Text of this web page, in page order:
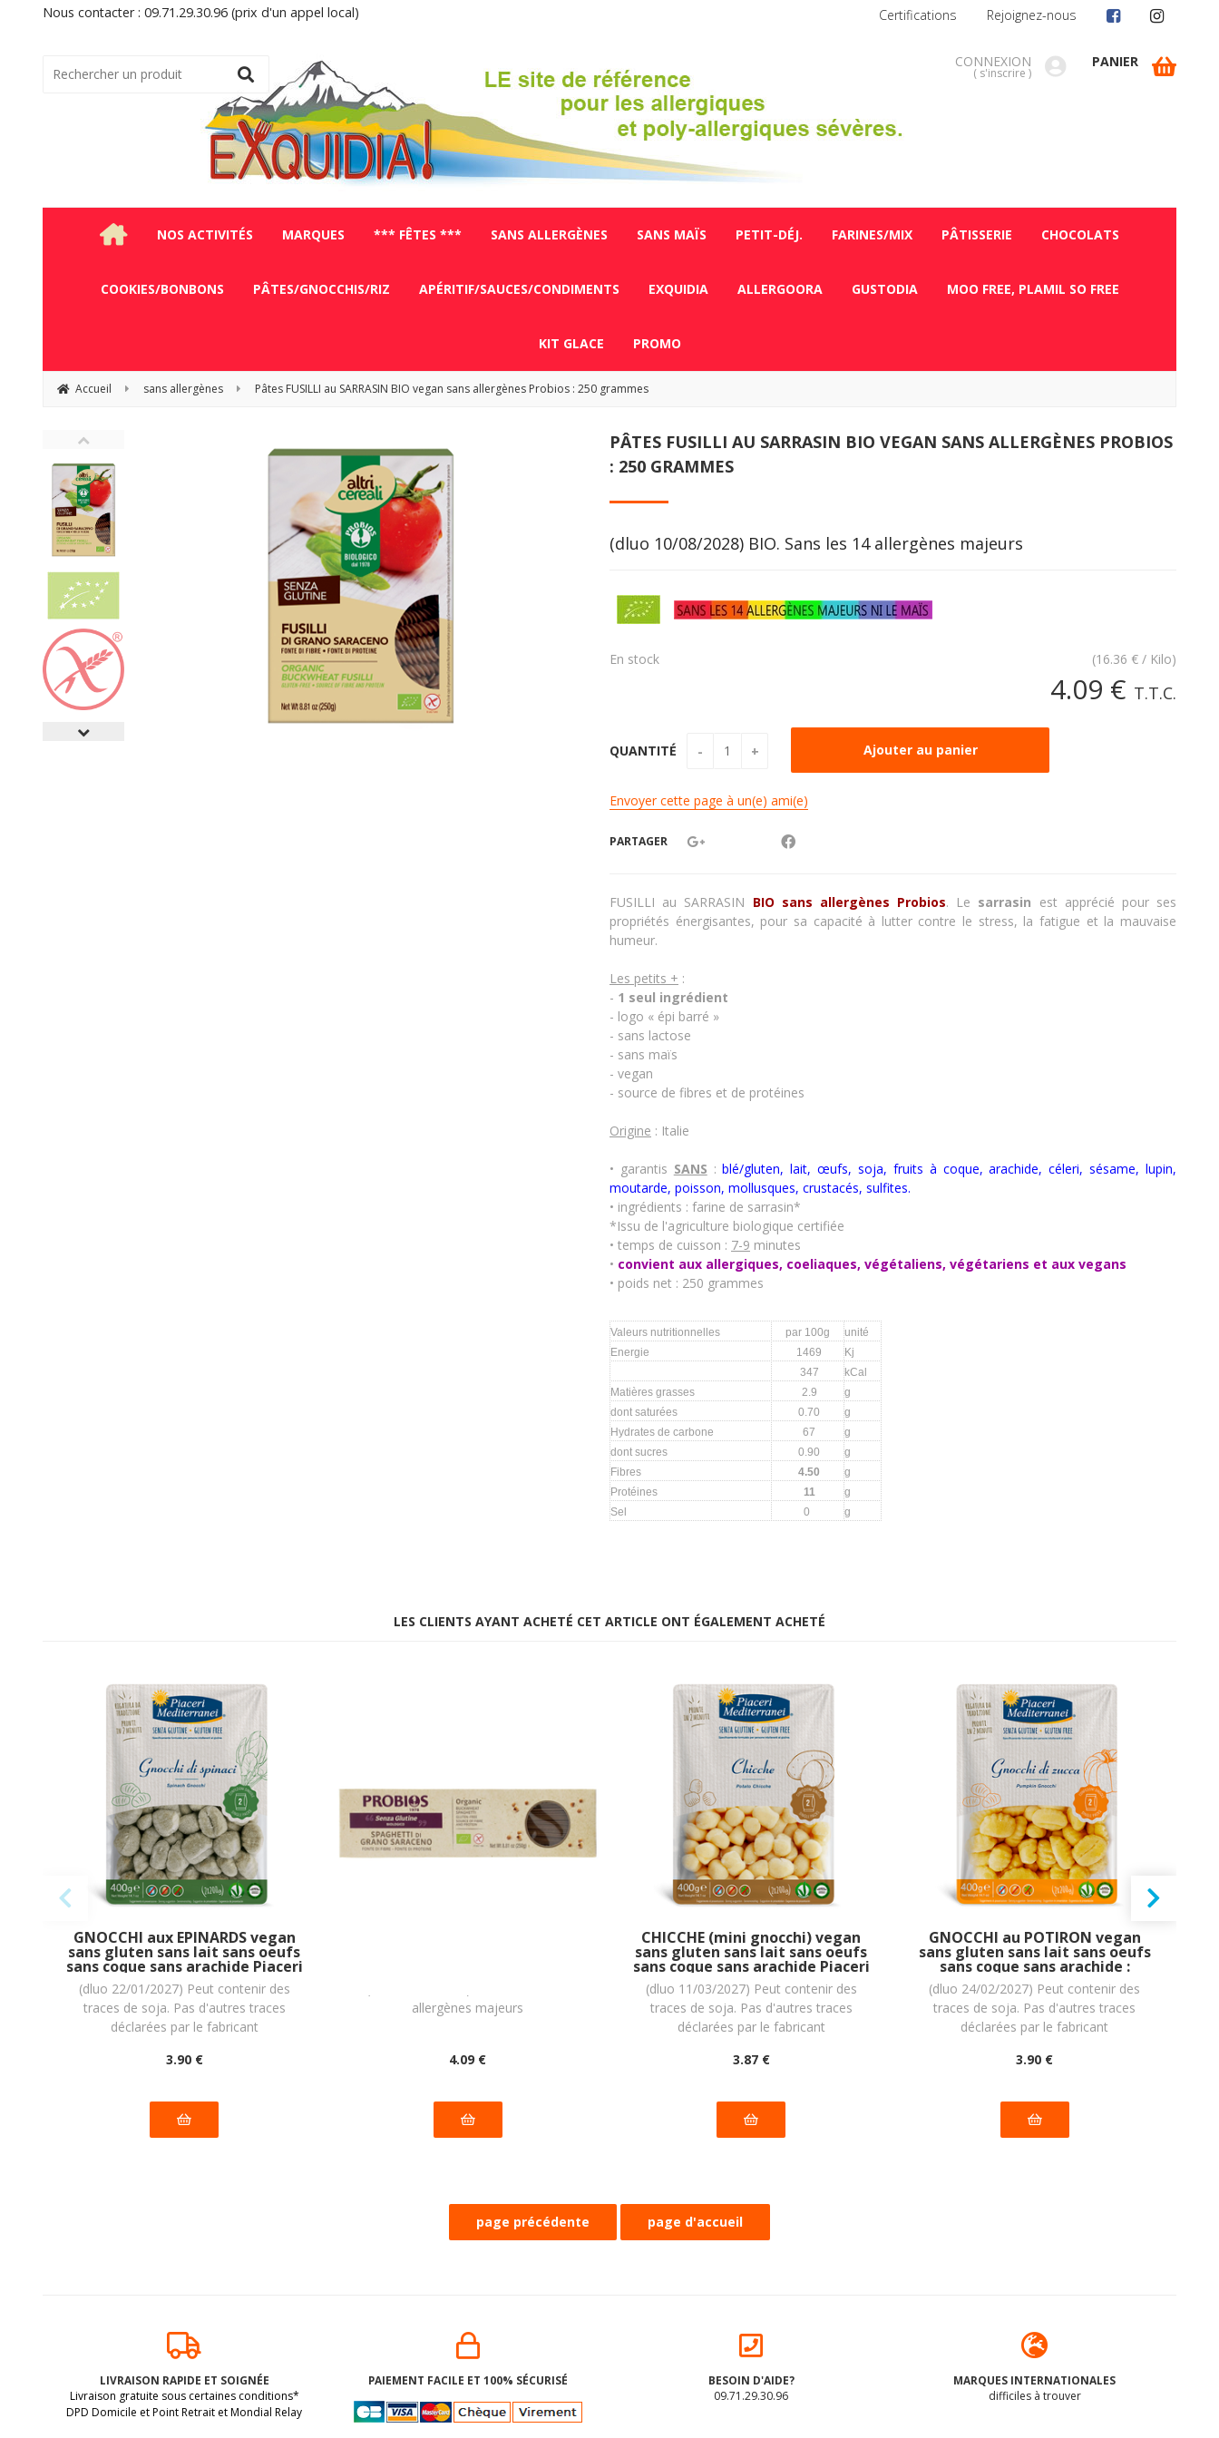
Nous contacter : 09.71.29.30.96 (prix d'un appel local)
CONNEXION
( s'inscrire )
PANIER
NOS ACTIVITÉS MARQUES *** FÊTES *** SANS ALLERGÈNES SANS MAÏS PETIT-DÉJ. FARINES/MIX PÂTISSERIE CHOCOLATS
COOKIES/BONBONS PÂTES/GNOCCHIS/RIZ APÉRITIF/SAUCES/CONDIMENTS EXQUIDIA ALLERGOORA GUSTODIA MOO FREE, PLAMIL SO FREE
KIT GLACE PROMO
Accueil sans allergènes Pâtes FUSILLI au SARRASIN BIO vegan sans allergènes Probios : 250 grammes
PÂTES FUSILLI AU SARRASIN BIO VEGAN SANS ALLERGÈNES PROBIOS
: 250 GRAMMES
(dluo 10/08/2028) BIO. Sans les 14 allergènes majeurs
(16.36 € / Kilo)
4.09 € T.T.C.
En stock
QUANTITÉ
Envoyer cette page à un(e) ami(e)
PARTAGER
FUSILLI au SARRASIN BIO sans allergènes Probios. Le sarrasin est apprécié pour ses
propriétés énergisantes, pour sa capacité à lutter contre le stress, la fatigue et la mauvaise
humeur.
Les petits + :
- 1 seul ingrédient
- logo « épi barré »
- sans lactose
- sans maïs
- vegan
- source de fibres et de protéines
Origine : Italie
• garantis SANS :blé/gluten, lait, œufs, soja, fruits à coque, arachide, céleri, sésame, lupin,
moutarde, poisson, mollusques, crustacés, sulfites.
• ingrédients : farine de sarrasin*
*Issu de l'agriculture biologique certifiée
• temps de cuisson : 7-9 minutes
• convient aux allergiques, coeliaques, végétaliens, végétariens et aux vegans
• poids net : 250 grammes
Valeurs nutritionnelles par 100g
unité
Energie
1469
Kj
347
kCal
Matières grasses
2.9
g
dont saturées
0.70
g
Hydrates de carbone
67
g
dont sucres
0.90
g
Fibres
4.50
g
Protéines
11
g
Sel
0 g
LES CLIENTS AYANT ACHETÉ CET ARTICLE ONT ÉGALEMENT ACHETÉ
GNOCCHI aux EPINARDS vegan
sans gluten sans lait sans oeufs
sans coque sans arachide Piaceri
Mediterranei : (2x200g) = 400g
(dluo 22/01/2027) Peut contenir des
traces de soja. Pas d'autres traces
déclarées par le fabricant
3.90 €
allergènes majeurs
4.09 €
CHICCHE (mini gnocchi) vegan
sans gluten sans lait sans oeufs
sans coque sans arachide Piaceri
Mediterranei : (2x200g) = 400
grammes
(dluo 11/03/2027) Peut contenir des
traces de soja. Pas d'autres traces
déclarées par le fabricant
3.87 €
GNOCCHI au POTIRON vegan
sans gluten sans lait sans oeufs
sans coque sans arachide :
(2x200g) = 400 grammes
(dluo 24/02/2027) Peut contenir des
traces de soja. Pas d'autres traces
déclarées par le fabricant
3.90 €
Certifications Rejoignez-nous
LIVRAISON RAPIDE ET SOIGNÉE
Livraison gratuite sous certaines conditions*
DPD Domicile et Point Retrait et Mondial Relay
PAIEMENT FACILE ET 100% SÉCURISÉ BESOIN D'AIDE?
09.71.29.30.96
MARQUES INTERNATIONALES
difficiles à trouver